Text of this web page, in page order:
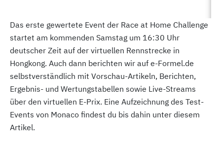
Das erste gewertete Event der Race at Home Challenge
startet am kommenden Samstag um 16:30 Uhr
deutscher Zeit auf der virtuellen Rennstrecke in
Hongkong. Auch dann berichten wir auf e-Formel.de
selbstverständlich mit Vorschau-Artikeln, Berichten,
Ergebnis- und Wertungstabellen sowie Live-Streams
über den virtuellen E-Prix. Eine Aufzeichnung des Test-
Events von Monaco findest du bis dahin unter diesem
Artikel.